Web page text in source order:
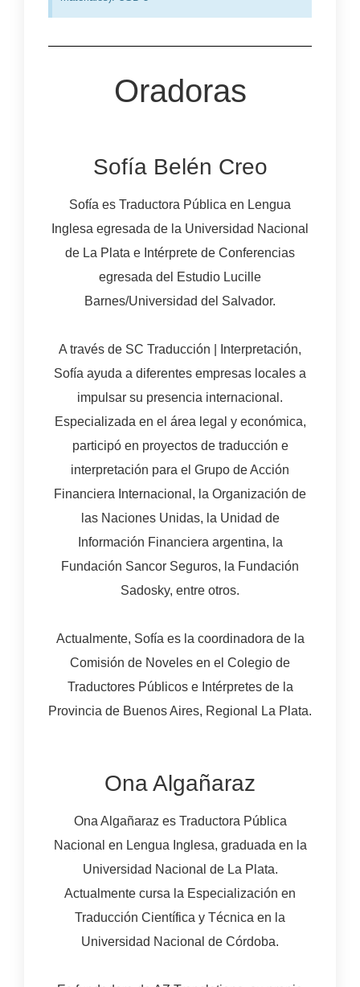
Oradoras
Sofía Belén Creo
Sofía es Traductora Pública en Lengua
Inglesa egresada de la Universidad Nacional
de La Plata e Intérprete de Conferencias
egresada del Estudio Lucille
Barnes/Universidad del Salvador.
A través de SC Traducción | Interpretación,
Sofía ayuda a diferentes empresas locales a
impulsar su presencia internacional.
Especializada en el área legal y económica,
participó en proyectos de traducción e
interpretación para el Grupo de Acción
Financiera Internacional, la Organización de
las Naciones Unidas, la Unidad de
Información Financiera argentina, la
Fundación Sancor Seguros, la Fundación
Sadosky, entre otros.
Actualmente, Sofía es la coordinadora de la
Comisión de Noveles en el Colegio de
Traductores Públicos e Intérpretes de la
Provincia de Buenos Aires, Regional La Plata.
Ona Algañaraz
Ona Algañaraz es Traductora Pública
Nacional en Lengua Inglesa, graduada en la
Universidad Nacional de La Plata.
Actualmente cursa la Especialización en
Traducción Científica y Técnica en la
Universidad Nacional de Córdoba.